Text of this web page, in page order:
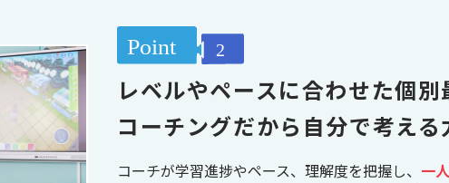
レベルやペースに合わせた個
コーチングだから自分で考え
コーチが学習進捗やペース、理解度を把握し、 一